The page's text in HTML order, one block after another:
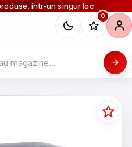
intr-un singur loc.
0